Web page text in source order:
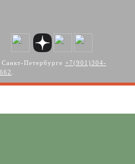
Петербурге +7(901)304-